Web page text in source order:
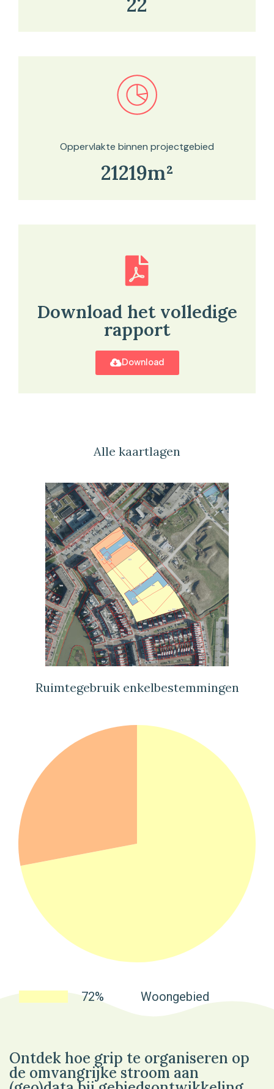
Bekijk in onze kaartviewer
Oppervlakte binnen projectgebied
21219m²
Download het volledige
rapport
Download
Alle kaartlagen
Ruimtegebruik enkelbestemmingen
72% Woongebied
Ontdek hoe grip te organiseren op
de omvangrijke stroom aan